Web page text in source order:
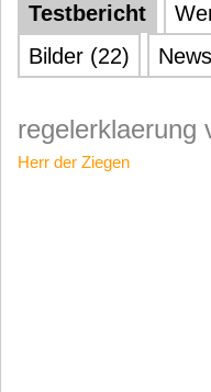
Testbericht
Bilder (22)
regelerklaerung
Herr der Ziegen